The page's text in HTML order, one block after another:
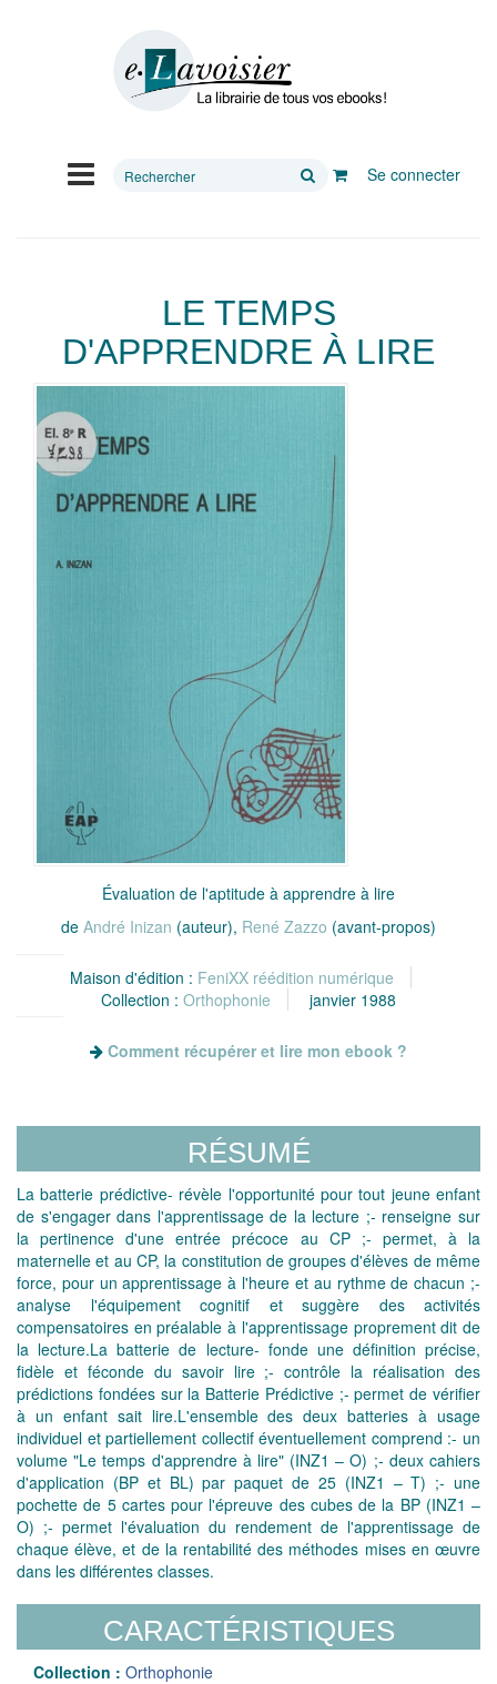
Rechercher
Se connecter
LE TEMPS
D'APPRENDRE À LIRE
Évaluation de l'aptitude à apprendre à lire
de André Inizan (auteur), René Zazzo (avant-propos)
Maison d'édition : FeniXX réédition numérique
Collection : Orthophonie janvier 1988
Comment récupérer et lire mon ebook ?
RÉSUMÉ
La batterie prédictive- révèle l'opportunité pour tout jeune enfant
de s'engager dans l'apprentissage de la lecture ;- renseigne sur
la pertinence d'une entrée précoce au CP ;- permet, à la
maternelle et au CP, la constitution de groupes d'élèves de même
force, pour un apprentissage à l'heure et au rythme de chacun ;-
analyse l'équipement cognitif et suggère des activités
compensatoires en préalable à l'apprentissage proprement dit de
la lecture.La batterie de lecture- fonde une définition précise,
fidèle et féconde du savoir lire ;- contrôle la réalisation des
prédictions fondées sur la Batterie Prédictive ;- permet de vérifier
à un enfant sait lire.L'ensemble des deux batteries à usage
individuel et partiellement collectif éventuellement comprend :- un
volume "Le temps d'apprendre à lire" (INZ1 – O) ;- deux cahiers
d'application (BP et BL) par paquet de 25 (INZ1 – T) ;- une
pochette de 5 cartes pour l'épreuve des cubes de la BP (INZ1 –
O) ;- permet l'évaluation du rendement de l'apprentissage de
chaque élève, et de la rentabilité des méthodes mises en œuvre
dans les différentes classes.
CARACTÉRISTIQUES
Collection : Orthophonie